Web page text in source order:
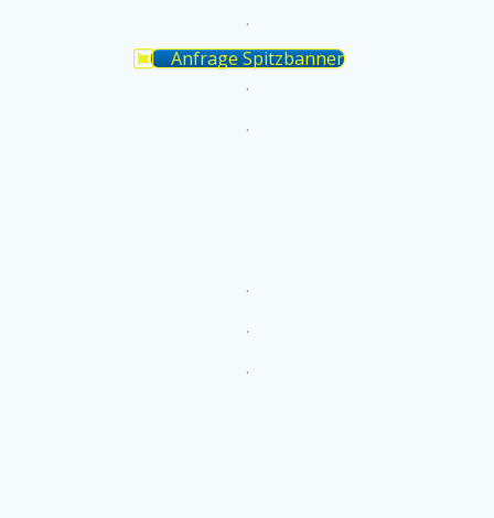
.
Anfrage Spitzbanner
.
.
.
.
.